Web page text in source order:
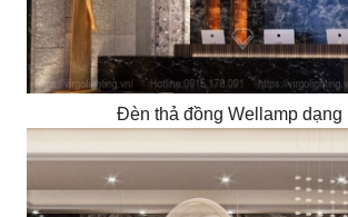
Đèn thả đồng Wellamp dạng